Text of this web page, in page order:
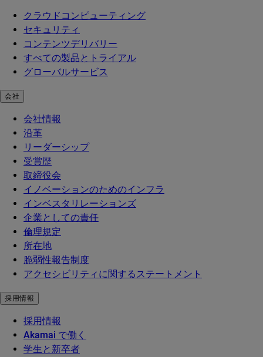
クラウドコンピューティング
セキュリティ
コンテンツデリバリー
すべての製品とトライアル
グローバルサービス
会社
会社情報
沿革
リーダーシップ
受賞歴
取締役会
イノベーションのためのインフラ
インベスタリレーションズ
企業としての責任
倫理規定
所在地
脆弱性報告制度
アクセシビリティに関するステートメント
採用情報
採用情報
Akamai で働く
学生と新卒者